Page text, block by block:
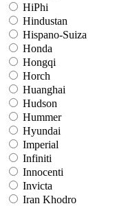
HiPhi
Hindustan
Hispano-Suiza
Honda
Hongqi
Horch
Huanghai
Hudson
Hummer
Hyundai
Imperial
Infiniti
Innocenti
Invicta
Iran Khodro